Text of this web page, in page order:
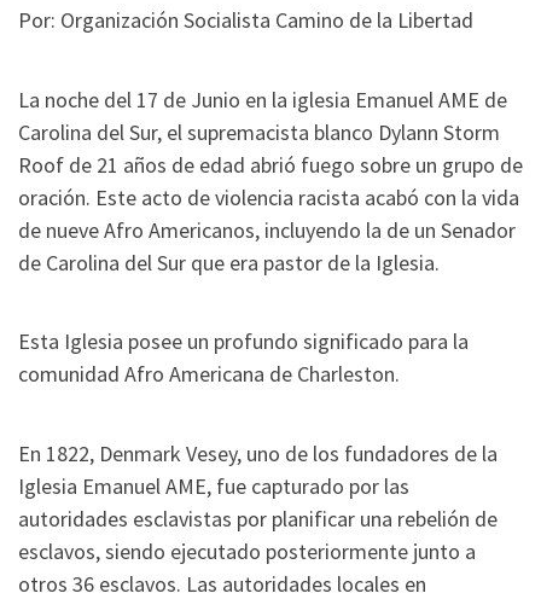
Por: Organización Socialista Camino de la Libertad
La noche del 17 de Junio en la iglesia Emanuel AME de
Carolina del Sur, el supremacista blanco Dylann Storm
Roof de 21 años de edad abrió fuego sobre un grupo de
oración. Este acto de violencia racista acabó con la vida
de nueve Afro Americanos, incluyendo la de un Senador
de Carolina del Sur que era pastor de la Iglesia.
Esta Iglesia posee un profundo significado para la
comunidad Afro Americana de Charleston.
En 1822, Denmark Vesey, uno de los fundadores de la
Iglesia Emanuel AME, fue capturado por las
autoridades esclavistas por planificar una rebelión de
esclavos, siendo ejecutado posteriormente junto a
otros 36 esclavos. Las autoridades locales en